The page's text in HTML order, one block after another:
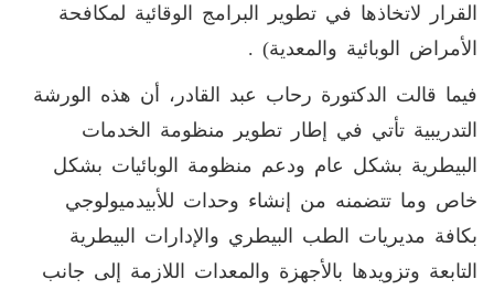
القرار لاتخاذها في تطوير البرامج الوقائية لمكافحة
الأمراض الوبائية والمعدية) .
فيما قالت الدكتورة رحاب عبد القادر، أن هذه الورشة
التدريبية تأتي في إطار تطوير منظومة الخدمات
البيطرية بشكل عام ودعم منظومة الوبائيات بشكل
خاص وما تتضمنه من إنشاء وحدات للأبيدميولوجي
بكافة مديريات الطب البيطري والإدارات البيطرية
التابعة وتزويدها بالأجهزة والمعدات اللازمة إلى جانب